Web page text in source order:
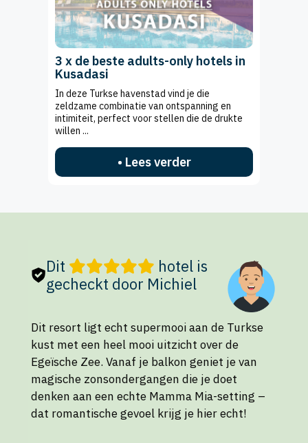
3 x de beste adults-only hotels in
Kusadasi
In deze Turkse havenstad vind je die
zeldzame combinatie van ontspanning en
intimiteit, perfect voor stellen die de drukte
willen ...
• Lees verder
Dit
hotel is
gecheckt door Michiel
Dit resort ligt echt supermooi aan de Turkse
kust met een heel mooi uitzicht over de
Egeïsche Zee. Vanaf je balkon geniet je van
magische zonsondergangen die je doet
denken aan een echte Mamma Mia-setting –
dat romantische gevoel krijg je hier echt!